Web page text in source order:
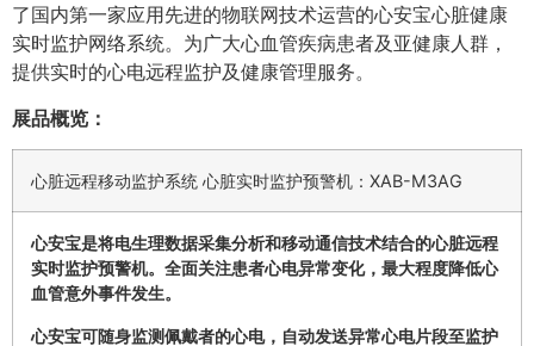
了国内第一家应用先进的物联网技术运营的心安宝心脏健康
实时监护网络系统。为广大心血管疾病患者及亚健康人群，
提供实时的心电远程监护及健康管理服务。
展品概览：
心脏远程移动监护系统 心脏实时监护预警机：XAB-M3AG
心安宝是将电生理数据采集分析和移动通信技术结合的心脏远程
实时监护预警机。全面关注患者心电异常变化，最大程度降低心
血管意外事件发生。
心安宝可随身监测佩戴者的心电，自动发送异常心电片段至监护